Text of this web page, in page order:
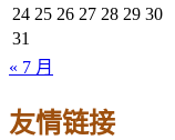
24 25 26 27 28 29 30
31
« 7 月
友情链接